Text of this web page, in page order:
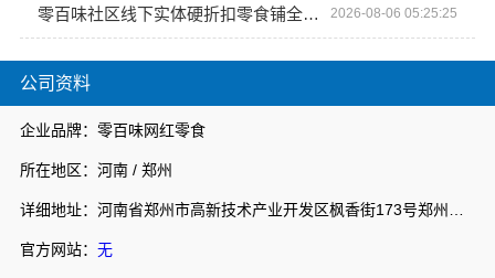
公司资料
企业品牌：零百味网红零食
所在地区：河南 / 郑州
官方网站： 无
零百味社区线下实体硬折扣零食铺全域盈利 2026-08-06 05:25:25